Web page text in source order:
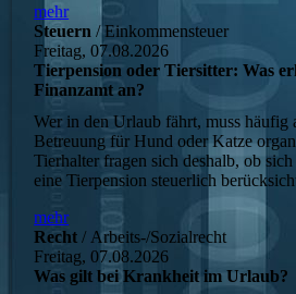
mehr
Steuern / Einkommensteuer
Freitag, 07.08.2026
Tierpension oder Tiersitter: Was
Finanzamt an?
Wer in den Urlaub fährt, muss häufig
Betreuung für Hund oder Katze
Tierhalter fragen sich deshalb, ob
eine Tierpension steuerlich
mehr
Recht / Arbeits-/Sozialrecht
Freitag, 07.08.2026
Was gilt bei Krankheit im Urlaub?